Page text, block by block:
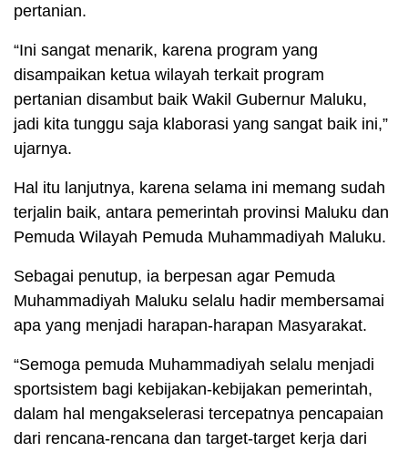
pertanian.
“Ini sangat menarik, karena program yang
disampaikan ketua wilayah terkait program
pertanian disambut baik Wakil Gubernur Maluku,
jadi kita tunggu saja klaborasi yang sangat baik ini,”
ujarnya.
Hal itu lanjutnya, karena selama ini memang sudah
terjalin baik, antara pemerintah provinsi Maluku dan
Pemuda Wilayah Pemuda Muhammadiyah Maluku.
Sebagai penutup, ia berpesan agar Pemuda
Muhammadiyah Maluku selalu hadir membersamai
apa yang menjadi harapan-harapan Masyarakat.
“Semoga pemuda Muhammadiyah selalu menjadi
sportsistem bagi kebijakan-kebijakan pemerintah,
dalam hal mengakselerasi tercepatnya pencapaian
dari rencana-rencana dan target-target kerja dari